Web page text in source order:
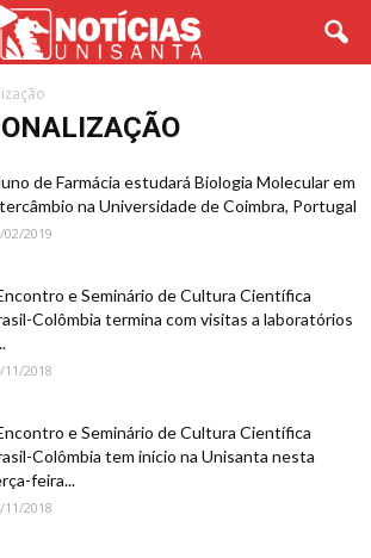
de Farmácia estudará Biologia Molecular em
na Universidade de Coimbra, Portugal
02/2019
e Seminário de Cultura Científica
Colômbia termina com visitas a laboratórios
11/2018
e Seminário de Cultura Científica
Colômbia tem início na Unisanta nesta
feira...
11/2018